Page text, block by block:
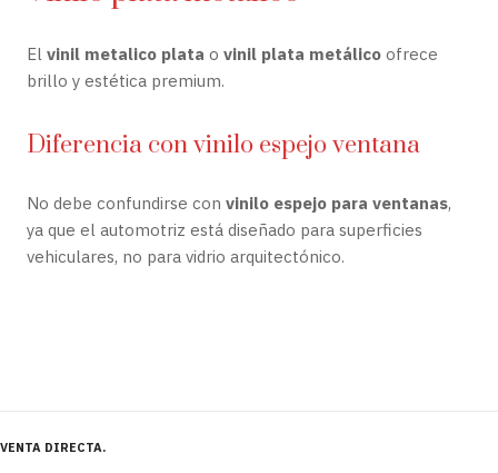
El vinil metalico plata o vinil plata metálico ofrece
brillo y estética premium.
Diferencia con vinilo espejo ventana
No debe confundirse con vinilo espejo para ventanas,
ya que el automotriz está diseñado para superficies
vehiculares, no para vidrio arquitectónico.
VENTA DIRECTA